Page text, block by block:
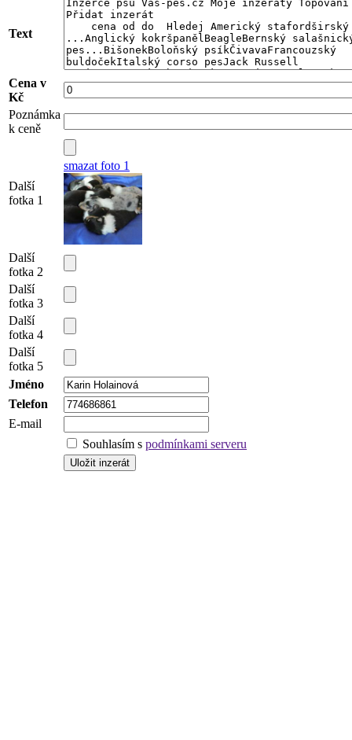
Text
Cena v
Kč
Poznámka
k ceně
Další
fotka 1
smazat foto 1
Další
fotka 2
Další
fotka 3
Další
fotka 4
Další
fotka 5
Jméno
Telefon
E-mail
Souhlasím s podmínkami serveru